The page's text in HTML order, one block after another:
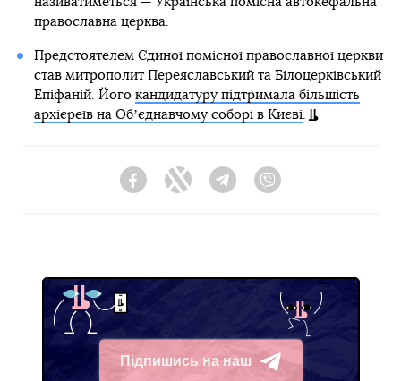
православна церква.
Предстоятелем Єдиної помісної православної церкви
став митрополит Переяславський та Білоцерківський
Епіфаній. Його кандидатуру підтримала більшість
архієреїв на Обʼєднавчому соборі в Києві
FacebookTwitter Telegram
Підпишись на наш
Telegram